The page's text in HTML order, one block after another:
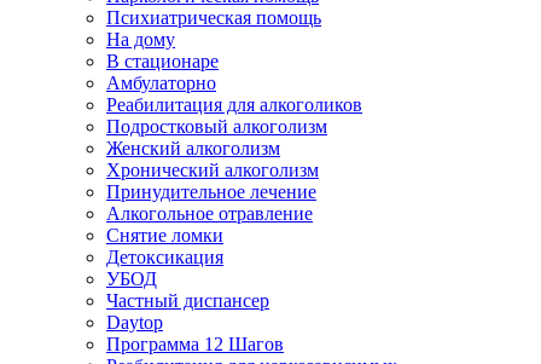
Психиатрическая помощь
На дому
В стационаре
Амбулаторно
Реабилитация для алкоголиков
Подростковый алкоголизм
Женский алкоголизм
Хронический алкоголизм
Принудительное лечение
Алкогольное отравление
Снятие ломки
Детоксикация
УБОД
Частный диспансер
Daytop
Программа 12 Шагов